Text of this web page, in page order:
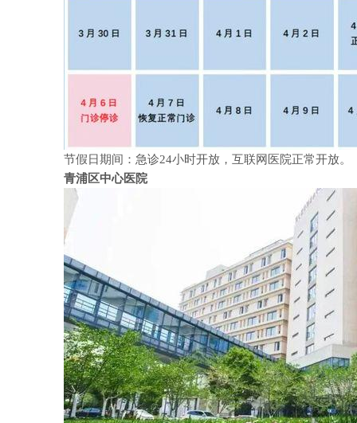
节假日期间：急诊24小时开放，互联网医院正常开放。
青浦区中心医院